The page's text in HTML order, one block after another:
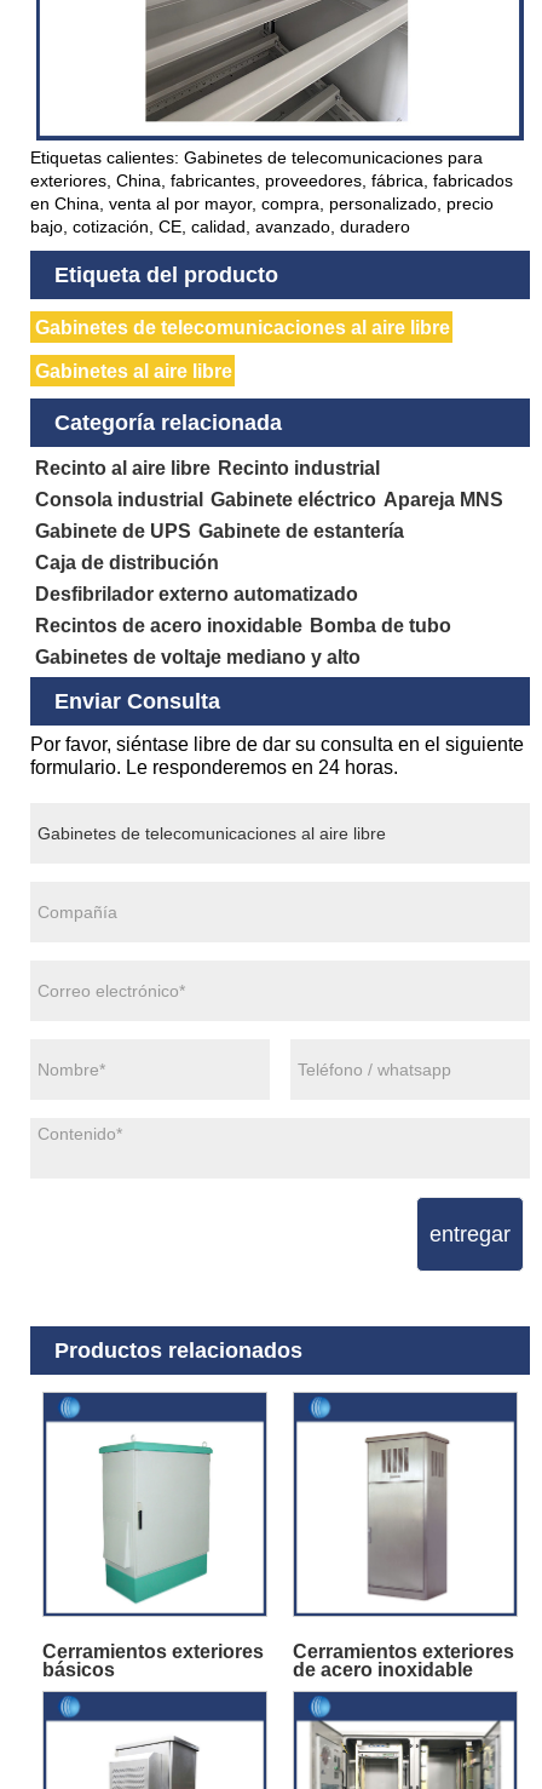
Etiquetas calientes: Gabinetes de telecomunicaciones para
exteriores, China, fabricantes, proveedores, fábrica, fabricados
en China, venta al por mayor, compra, personalizado, precio
bajo, cotización, CE, calidad, avanzado, duradero
Etiqueta del producto
Gabinetes de telecomunicaciones al aire libre
Gabinetes al aire libre
Categoría relacionada
Recinto al aire libre Recinto industrial
Consola industrial Gabinete eléctrico Apareja MNS
Gabinete de UPS Gabinete de estantería
Caja de distribución
Desfibrilador externo automatizado
Recintos de acero inoxidable Bomba de tubo
Gabinetes de voltaje mediano y alto
Enviar Consulta
Por favor, siéntase libre de dar su consulta en el siguiente
formulario. Le responderemos en 24 horas.
entregar
Productos relacionados
Cerramientos exteriores
básicos
Cerramientos exteriores
de acero inoxidable